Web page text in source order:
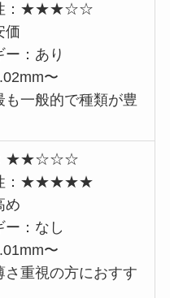
性：★★★☆☆
価
ー：あり
〜
も一般的で種類が豊
：★★☆☆☆
性：★★★★★
め
ー：なし
〜
さ重視の方におすす